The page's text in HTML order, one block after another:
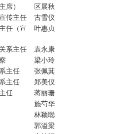
席）
区展秋
传主任
古雪仪
任（宣
叶惠贞
系主任
袁永康
梁小玲
主任
张佩萁
主任
郑美仪
任
蒋丽珊
施芍华
林颖聪
郭溢梁